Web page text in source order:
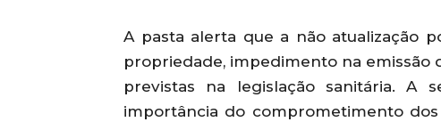
A pasta alerta que a não atualização
propriedade, impedimento na emissão
previstas na legislação sanitária. A
importância do comprometimento